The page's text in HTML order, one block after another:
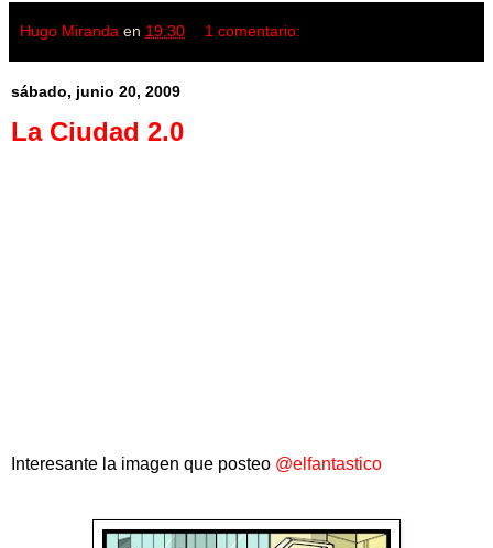
Hugo Miranda en 19:30 1 comentario:
sábado, junio 20, 2009
La Ciudad 2.0
Interesante la imagen que posteo @elfantastico